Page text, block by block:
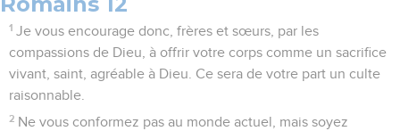
1 Je vous encourage donc, frères et sœurs, par les
compassions de Dieu, à offrir votre corps comme un sacrifice
vivant, saint, agréable à Dieu. Ce sera de votre part un culte
raisonnable.
2 Ne vous conformez pas au monde actuel, mais soyez